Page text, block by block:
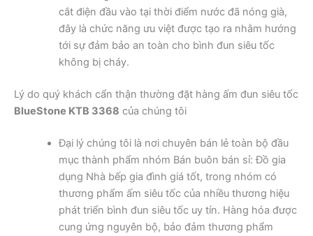
cắt điện đầu vào tại thời điểm nước đã nóng già,
đây là chức năng ưu việt được tạo ra nhằm hướng
tới sự đảm bảo an toàn cho bình đun siêu tốc
không bị cháy.
Lý do quý khách cẩn thận thường đặt hàng ấm đun siêu tốc
BlueStone KTB 3368 của chúng tôi
Đại lý chúng tôi là nơi chuyên bán lẻ toàn bộ đầu
mục thành phẩm nhóm Bán buôn bán sỉ: Đồ gia
dụng Nhà bếp gia đình giá tốt, trong nhóm có
thương phẩm ấm siêu tốc của nhiều thương hiệu
phát triển bình đun siêu tốc uy tín. Hàng hóa được
cung ứng nguyên bộ, bảo đảm thương phẩm